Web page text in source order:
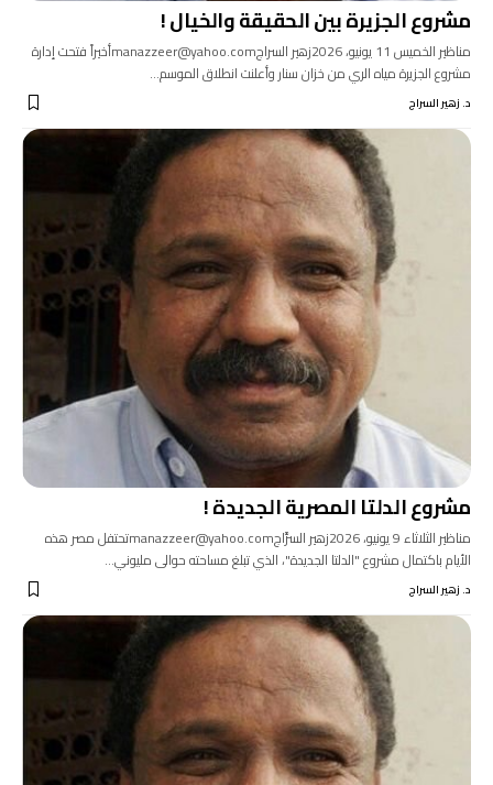
مشروع الجزيرة بين الحقيقة والخيال !
مناظير الخميس 11 يونيو، 2026زهير السراجmanazzeer@yahoo.comأخيراً فتحت إدارة
مشروع الجزيرة مياه الري من خزان سنار وأعلنت انطلاق الموسم…
د. زهير السراج
مشروع الدلتا المصرية الجديدة !
مناظير الثلاثاء 9 يونيو، 2026زهير السرَّاجmanazzeer@yahoo.comتحتفل مصر هذه
الأيام باكتمال مشروع "الدلتا الجديدة"، الذي تبلغ مساحته حوالى مليوني…
د. زهير السراج